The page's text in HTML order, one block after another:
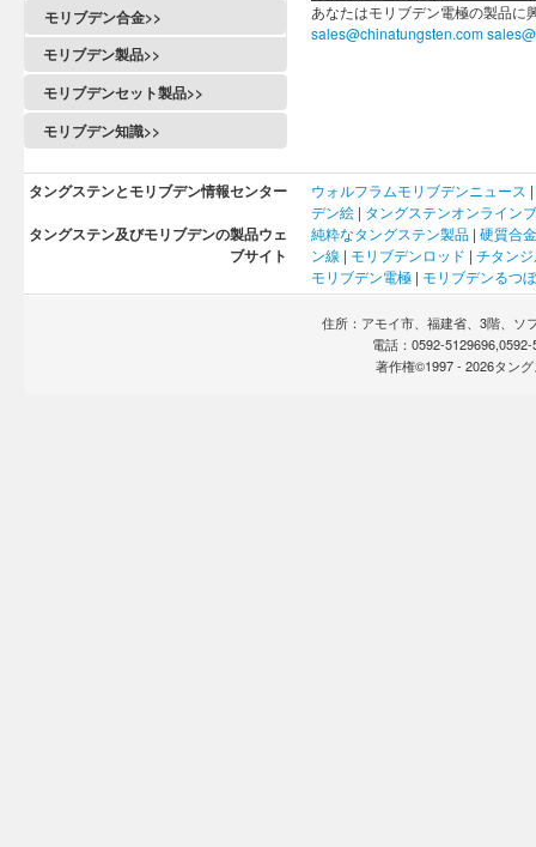
モリブデン合金>>
モリブデン製品>>
モリブデンセット製品>>
モリブデン知識>>
あなたはモリブデン電極の製品に
sales@chinatungsten.com
タングステンとモリブデン情報センター ウォルフラムモリブデンニュース |
デン絵 | タングステンオンライン
タングステン及びモリブデンの製品ウェ
ブサイト
純粋なタングステン製品 | 硬質合金
ン線 | モリブデンロッド | チタン
モリブデン電極 | モリブデンるつぼ
住所：アモイ市、福建省、3階、ソ
電話：0592-
著作権©1997 - 2026タン